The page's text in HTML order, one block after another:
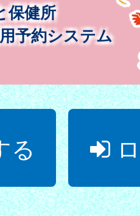
保健所
予約システム
る